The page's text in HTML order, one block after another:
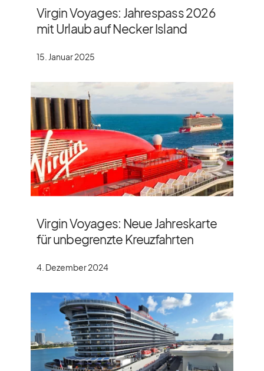
Virgin Voyages: Jahrespass 2026
mit Urlaub auf Necker Island
15. Januar 2025
Virgin Voyages: Neue Jahreskarte
für unbegrenzte Kreuzfahrten
4. Dezember 2024